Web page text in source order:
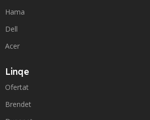
Hama
Dell
Acer
Linqe
Ofertat
Brendet